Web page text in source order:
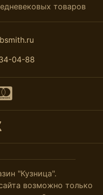
товаров
04-88
"Кузница".
возможно только